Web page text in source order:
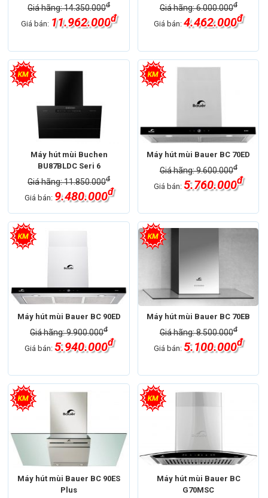
Giá hãng: 14.350.000đ
Giá bán: 11.962.000đ
Giá hãng: 6.000.000đ
Giá bán:4.462.000đ
Máy hút mùi Buchen
BU87BLDC Seri 6
Giá hãng: 11.850.000đ
Giá bán: 9.480.000đ
Máy hút mùi Bauer BC 70ED
Giá hãng: 9.600.000đ
Giá bán:5.760.000đ
Máy hút mùi Bauer BC 90ED
Giá hãng: 9.900.000đ
Giá bán: 5.940.000đ
Máy hút mùi Bauer BC 70EB
Giá hãng: 8.500.000đ
Giá bán:5.100.000đ
Máy hút mùi Bauer BC 90ES
Plus
Máy hút mùi Bauer BC
G70MSC